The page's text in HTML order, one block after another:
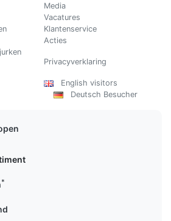
Media
Vacatures
Klantenservice
Acties
Privacyverklaring
English visitors
Deutsch Besucher
*